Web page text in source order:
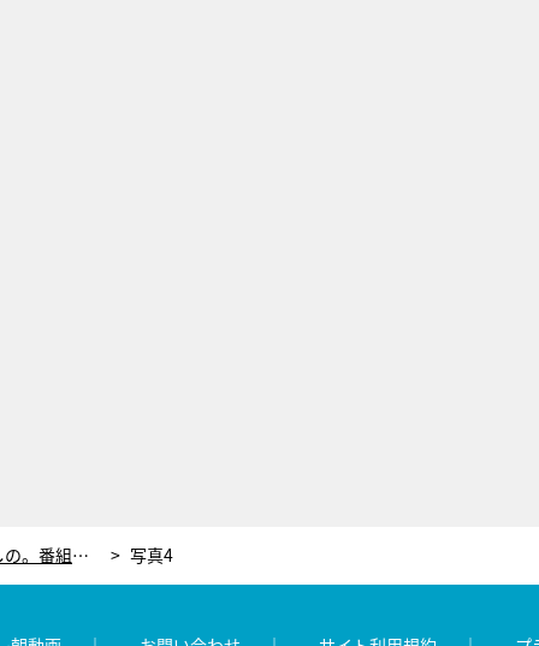
元鉄工所勤務グラドル・ちとせよしの。番組出演後の変化にノブコブ吉村もメロメロ！ 写真4